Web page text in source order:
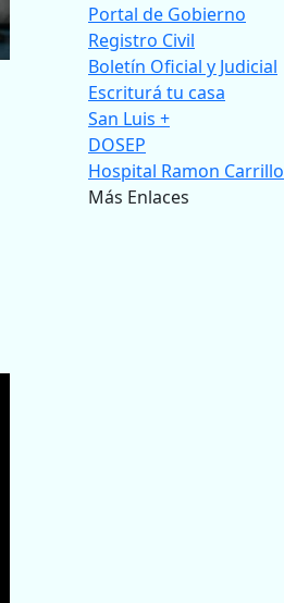
Portal de Gobierno
Registro Civil
Boletín Oficial y Judicial
Escriturá tu casa
San Luis +
DOSEP
Hospital Ramon Carrillo
Más Enlaces